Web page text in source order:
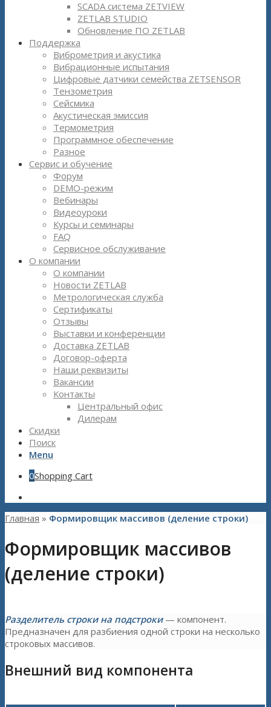
SCADA система ZETVIEW
ZETLAB STUDIO
Обновление ПО ZETLAB
Поддержка
Виброметрия и акустика
Вибрационные испытания
Цифровые датчики семейства ZETSENSOR
Тензометрия
Сейсмика
Акустическая эмиссия
Термометрия
Программное обеспечение
Разное
Сервис и обучение
Форум
DEMO-режим
Вебинары
Видеоуроки
Курсы и семинары
FAQ
Сервисное обслуживание
О компании
О компании
Новости ZETLAB
Метрологическая служба
Сертификаты
Отзывы
Выставки и конференции
Доставка ZETLAB
Договор-оферта
Наши реквизиты
Вакансии
Контакты
Центральный офис
Дилерам
Скидки
Поиск
Menu
0Shopping Cart
Главная » Формировщик массивов (деление строки)
Формировщик массивов
(деление строки)
Разделитель строки на подстроки — компонент.
Предназначен для разбиения одной строки на несколько
строковых массивов.
Внешний вид компонента